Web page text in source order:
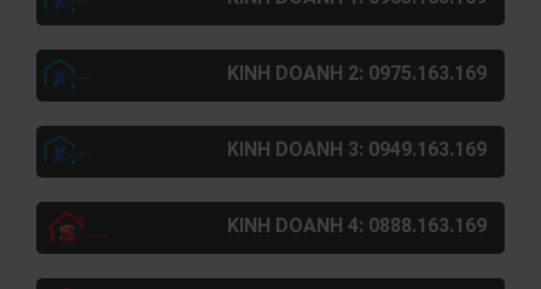
KINH DOANH 2: 0975.163.169
KINH DOANH 3: 0949.163.169
KINH DOANH 4: 0888.163.169